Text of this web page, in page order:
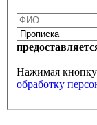
Нажимая кнопку
обработку